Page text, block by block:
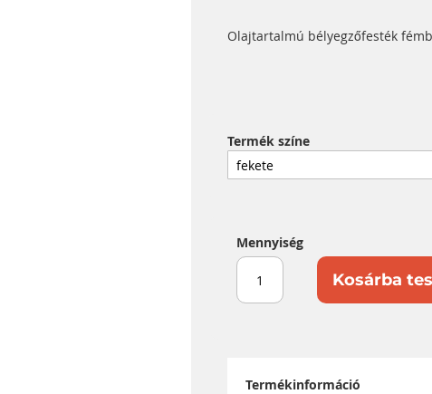
Olajtartalmú bélyegzőfesték
Termék színe
Mennyiség
Kosárba
Termékinformáció